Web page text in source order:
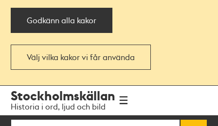
Godkänn alla kakor
Välj vilka kakor vi får använda
navigationen
huvudinnehållet
Stockholmskällan
Historia i ord, ljud och bild
Sök